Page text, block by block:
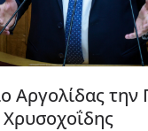
Αργολίδας